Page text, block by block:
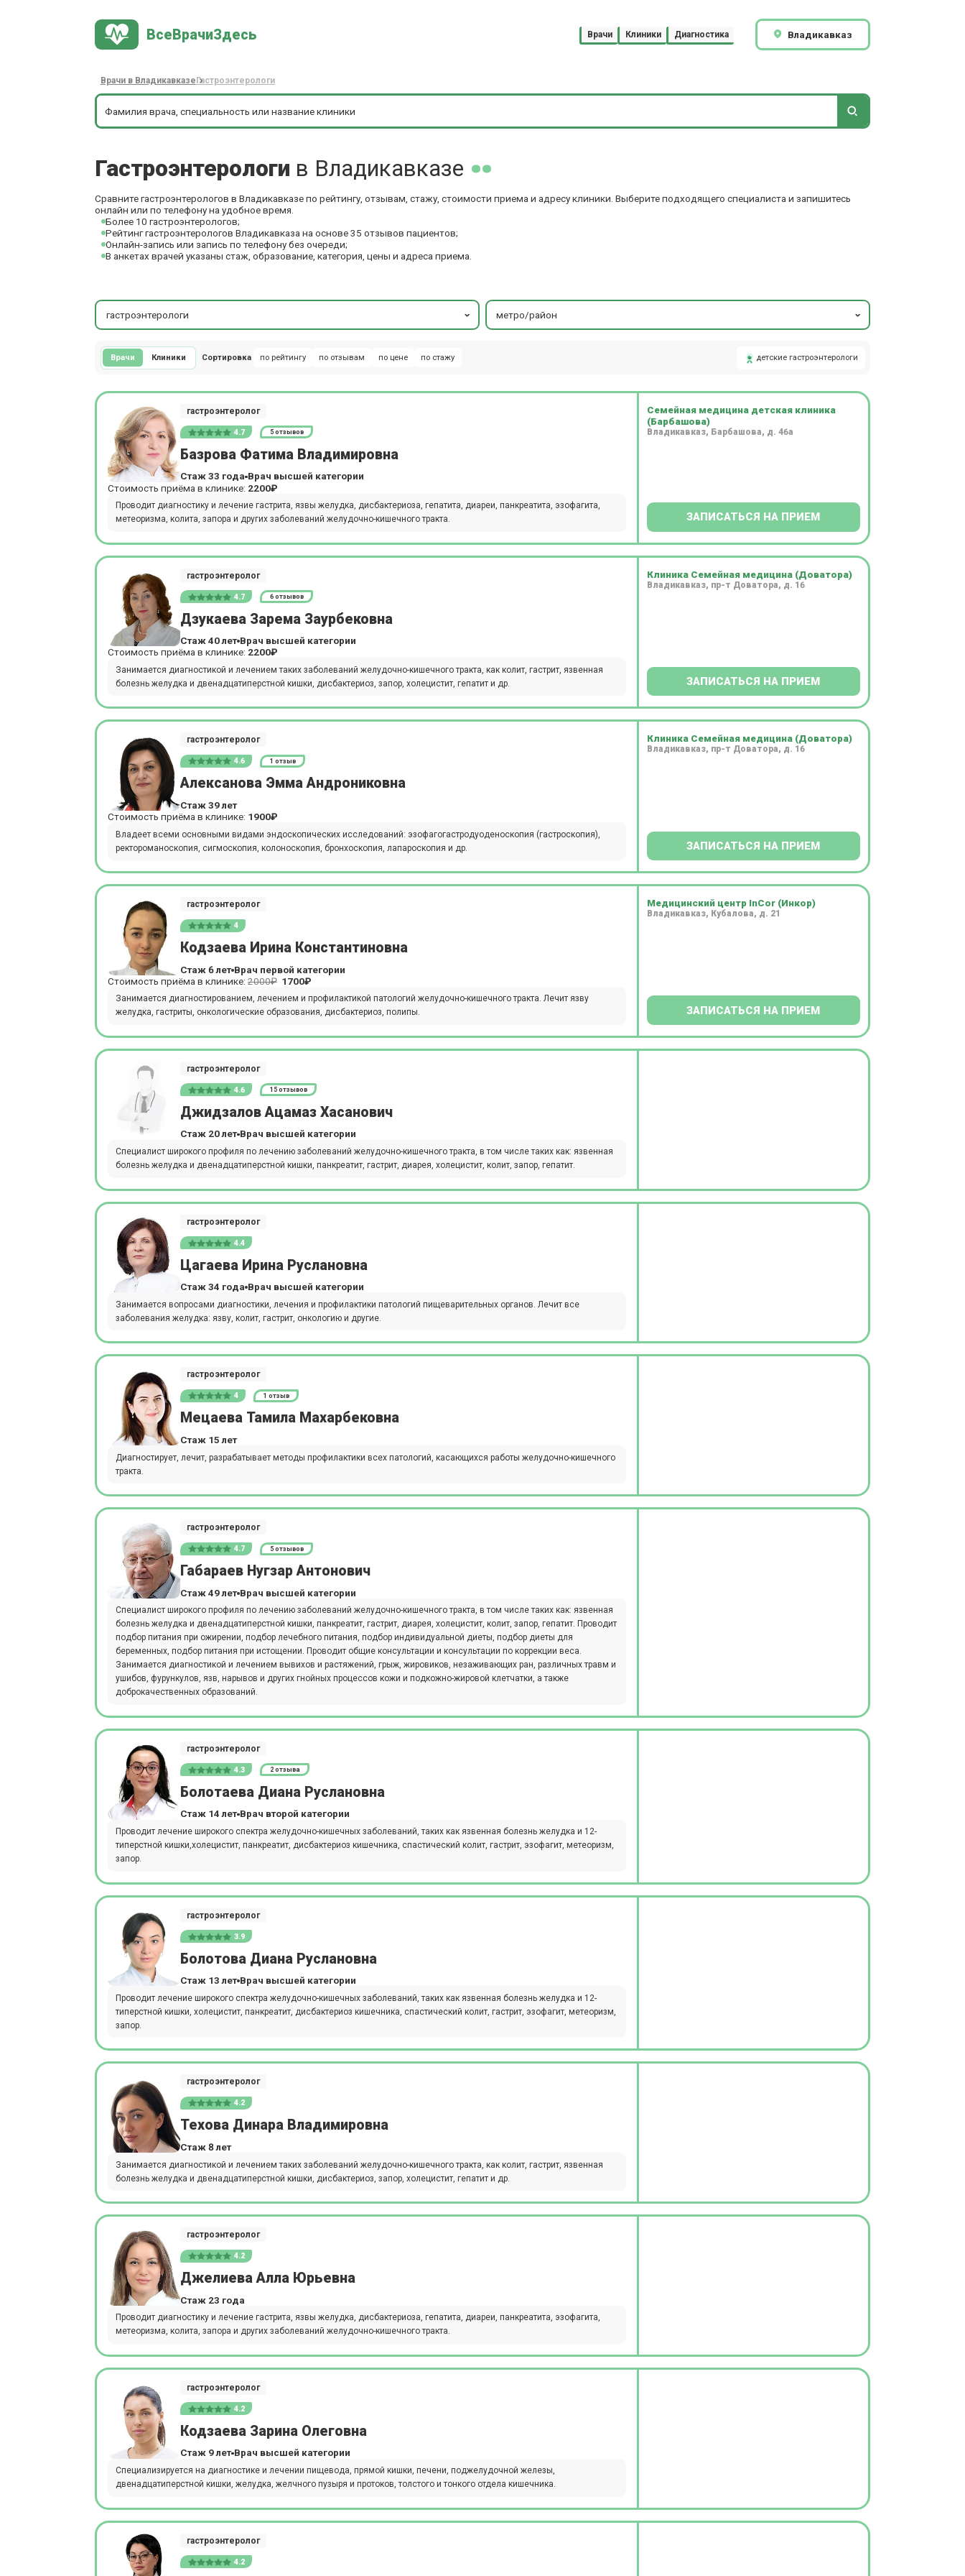
ВсеВрачиЗдесь Врачи Клиники Диагностика Владикавказ
Врачи в Владикавказе Гастроэнтерологи
Гастроэнтерологи в Владикавказе
Сравните гастроэнтерологов в Владикавказе по рейтингу, отзывам, стажу, стоимости приема и адресу клиники. Выберите подходящего специалиста и запишитесь
онлайн или по телефону на удобное время.
Более 10 гастроэнтерологов;
Рейтинг гастроэнтерологов Владикавказа на основе 35 отзывов пациентов;
Онлайн-запись или запись по телефону без очереди;
В анкетах врачей указаны стаж, образование, категория, цены и адреса приема.
гастроэнтерологи метро/район
Врачи Клиники Сортировка по рейтингу по отзывам по цене по стажу детские гастроэнтерологи
гастроэнтеролог
4.7 5 отзывов
Базрова Фатима Владимировна
Стаж 33 года Врач высшей категории
Стоимость приёма в клинике: 2200₽
Проводит диагностику и лечение гастрита, язвы желудка, дисбактериоза, гепатита, диареи, панкреатита, эзофагита,
метеоризма, колита, запора и других заболеваний желудочно-кишечного тракта.
Семейная медицина детская клиника
(Барбашова)
Владикавказ, Барбашова, д. 46а
ЗАПИСАТЬСЯ НА ПРИЕМ
гастроэнтеролог
4.7 6 отзывов
Дзукаева Зарема Заурбековна
Стаж 40 лет Врач высшей категории
Стоимость приёма в клинике: 2200₽
Занимается диагностикой и лечением таких заболеваний желудочно-кишечного тракта, как колит, гастрит, язвенная
болезнь желудка и двенадцатиперстной кишки, дисбактериоз, запор, холецистит, гепатит и др.
Клиника Семейная медицина (Доватора)
Владикавказ, пр-т Доватора, д. 16
ЗАПИСАТЬСЯ НА ПРИЕМ
гастроэнтеролог
4.6 1 отзыв
Алексанова Эмма Андрониковна
Стаж 39 лет
Стоимость приёма в клинике: 1900₽
Владеет всеми основными видами эндоскопических исследований: эзофагогастродуоденоскопия (гастроскопия),
ректороманоскопия, сигмоскопия, колоноскопия, бронхоскопия, лапароскопия и др.
Клиника Семейная медицина (Доватора)
Владикавказ, пр-т Доватора, д. 16
ЗАПИСАТЬСЯ НА ПРИЕМ
гастроэнтеролог
4
Кодзаева Ирина Константиновна
Стаж 6 лет Врач первой категории
Стоимость приёма в клинике: 2000₽ 1700₽
Занимается диагностированием, лечением и профилактикой патологий желудочно-кишечного тракта. Лечит язву
желудка, гастриты, онкологические образования, дисбактериоз, полипы.
Медицинский центр InCor (Инкор)
Владикавказ, Кубалова, д. 21
ЗАПИСАТЬСЯ НА ПРИЕМ
гастроэнтеролог
4.6 15 отзывов
Джидзалов Ацамаз Хасанович
Стаж 20 лет Врач высшей категории
Специалист широкого профиля по лечению заболеваний желудочно-кишечного тракта, в том числе таких как: язвенная
болезнь желудка и двенадцатиперстной кишки, панкреатит, гастрит, диарея, холецистит, колит, запор, гепатит.
гастроэнтеролог
4.4
Цагаева Ирина Руслановна
Стаж 34 года Врач высшей категории
Занимается вопросами диагностики, лечения и профилактики патологий пищеварительных органов. Лечит все
заболевания желудка: язву, колит, гастрит, онкологию и другие.
гастроэнтеролог
4 1 отзыв
Мецаева Тамила Махарбековна
Стаж 15 лет
Диагностирует, лечит, разрабатывает методы профилактики всех патологий, касающихся работы желудочно-кишечного
тракта.
гастроэнтеролог
4.7 5 отзывов
Габараев Нугзар Антонович
Стаж 49 лет Врач высшей категории
Специалист широкого профиля по лечению заболеваний желудочно-кишечного тракта, в том числе таких как: язвенная
болезнь желудка и двенадцатиперстной кишки, панкреатит, гастрит, диарея, холецистит, колит, запор, гепатит. Проводит
подбор питания при ожирении, подбор лечебного питания, подбор индивидуальной диеты, подбор диеты для
беременных, подбор питания при истощении. Проводит общие консультации и консультации по коррекции веса.
Занимается диагностикой и лечением вывихов и растяжений, грыж, жировиков, незаживающих ран, различных травм и
ушибов, фурункулов, язв, нарывов и других гнойных процессов кожи и подкожно-жировой клетчатки, а также
доброкачественных образований.
гастроэнтеролог
4.3 2 отзыва
Болотаева Диана Руслановна
Стаж 14 лет Врач второй категории
Проводит лечение широкого спектра желудочно-кишечных заболеваний, таких как язвенная болезнь желудка и 12-
типерстной кишки,холецистит, панкреатит, дисбактериоз кишечника, спастический колит, гастрит, эзофагит, метеоризм,
запор.
гастроэнтеролог
3.9
Болотова Диана Руслановна
Стаж 13 лет Врач высшей категории
Проводит лечение широкого спектра желудочно-кишечных заболеваний, таких как язвенная болезнь желудка и 12-
типерстной кишки, холецистит, панкреатит, дисбактериоз кишечника, спастический колит, гастрит, эзофагит, метеоризм,
запор.
гастроэнтеролог
4.2
Техова Динара Владимировна
Стаж 8 лет
Занимается диагностикой и лечением таких заболеваний желудочно-кишечного тракта, как колит, гастрит, язвенная
болезнь желудка и двенадцатиперстной кишки, дисбактериоз, запор, холецистит, гепатит и др.
гастроэнтеролог
4.2
Джелиева Алла Юрьевна
Стаж 23 года
Проводит диагностику и лечение гастрита, язвы желудка, дисбактериоза, гепатита, диареи, панкреатита, эзофагита,
метеоризма, колита, запора и других заболеваний желудочно-кишечного тракта.
гастроэнтеролог
4.2
Кодзаева Зарина Олеговна
Стаж 9 лет Врач высшей категории
Специализируется на диагностике и лечении пищевода, прямой кишки, печени, поджелудочной железы,
двенадцатиперстной кишки, желудка, желчного пузыря и протоков, толстого и тонкого отдела кишечника.
гастроэнтеролог
4.2